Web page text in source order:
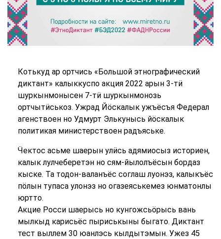
Котькуд ар ортчись «Большой этнографический
диктант» калыккуспо акция 2022 арын 3-тӥ
шуркынмонысен 7-тӥ шуркынмонозь
ортчытӥськоз. Ужрад Йӧскалык ужъёсъя Федерал
агенствоен но Удмурт Элькунысь йӧскалык
политикая министерствоен радъяське.
Ӵектос асьме шаерын улӥсь адямиосыз историен,
калык лулчеберетэн но сям-йылолъёсын бордаз
кыске. Та тодон-валанъёс соглаш луонэз, калыкъёс
пӧлын тупаса улонэз но огазеяськемез юнматонлы
юртто.
Акцие Росси шаерысь но кунгожсьӧрысь вань
мылкыд карисьёс пыриськыны быгато. Диктант
тест выллем 30 юанлэсь кылдытэмын. Ужез 45